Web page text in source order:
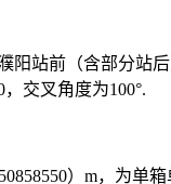
阳站前（含部分站
交叉角度为100°.
）m，为